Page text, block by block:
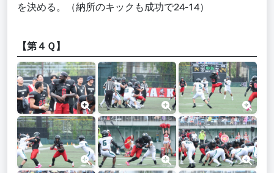
を決める。（納所のキックも成功で24-14）
【第４Ｑ】